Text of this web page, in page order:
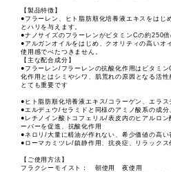
【製品特徴】
●フラーレン、ヒト脂肪順化培養液エキスをはじ
とハリを与えます。
●ナノサイズのフラーレンがビタミンCの約250倍
●アルガンオイルをはじめ、クオリティの高いオ
使用感でべたつきません。
【主な配合成分】
●フラーレン/フラーレンの抗酸化作用はビタミ
化作用とはシミやシワ、肌荒れの原因となる活
とても重要です
●ヒト脂肪順化培養液エキス/コラーゲン、エラ
●エルデュウ/セラミドと同様のアミノ酸系の成分
●レチノイン酸トコフェリル/表皮内のヒアルロ
ーバーを促進、抗酸化作用
●ネロリ/大量に精油が作れない、希少価値の高い
●ローマカミツレ/鎮静作用、抗炎症、リラックス
【ご使用方法】
フラクシーモイスト： 朝使用 夜使用